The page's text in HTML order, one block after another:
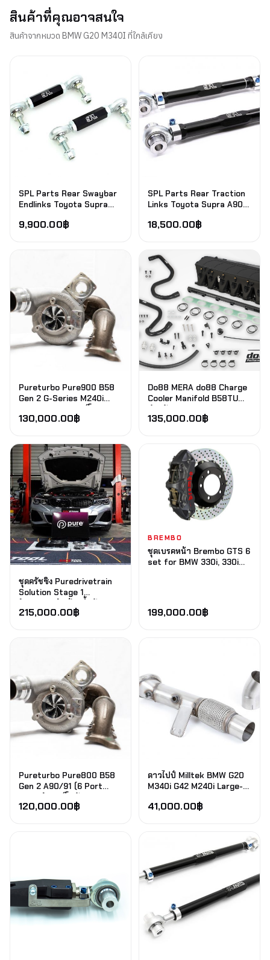
สินค้าที่คุณอาจสนใจ
สินค้าจากหมวด BMW G20 M340I ที่ใกล้เคียง
SPL Parts Rear Swaybar
Endlinks Toyota Supra
G42 G20 330e 330i M340I
9,900.00฿
SPL Parts Rear Traction
Links Toyota Supra A90
330e 330i M340I (เหล็กยึด
18,500.00฿
Pureturbo Pure900 B58
Gen 2 G-Series M240i
อัพเกรด
130,000.00฿
Do88 MERA do88 Charge
Cooler Manifold B58TU
135,000.00฿
ชุดครัชซิ่ง Puredrivetrain
Solution Stage 1
ติดตั้ง (รับทอร์คได้ 1,000
215,000.00฿
BREMBO
ชุดเบรคหน้า Brembo GTS 6
set for BMW 330i, 330i
199,000.00฿
Pureturbo Pure800 B58
Gen 2 A90/91 (6 Port
120,000.00฿
ดาวไปป์ Milltek BMW G20
M340i G42 M240i Large-
cat 4.5 นิ้ว
41,000.00฿